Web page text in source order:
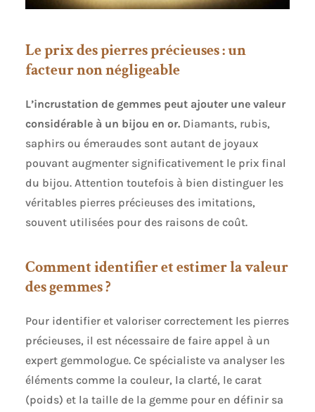
Le prix des pierres précieuses : un
facteur non négligeable
L’incrustation de gemmes peut ajouter une valeur
considérable à un bijou en or.Diamants, rubis,
saphirs ou émeraudes sont autant de joyaux
pouvant augmenter significativement le prix final
du bijou. Attention toutefois à bien distinguer les
véritables pierres précieuses des imitations,
souvent utilisées pour des raisons de coût.
Comment identifier et estimer la valeur
des gemmes ?
Pour identifier et valoriser correctement les pierres
précieuses, il est nécessaire de faire appel à un
expert gemmologue. Ce spécialiste va analyser les
éléments comme la couleur, la clarté, le carat
(poids) et la taille de la gemme pour en définir sa